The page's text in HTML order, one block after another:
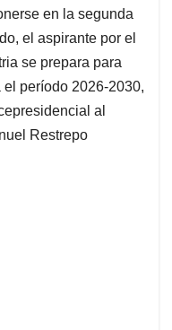
en la segunda
el aspirante por el
se prepara para
período 2026-2030,
al
Restrepo